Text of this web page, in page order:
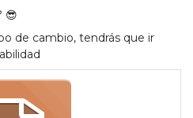
😎
de cambio, tendrás que ir